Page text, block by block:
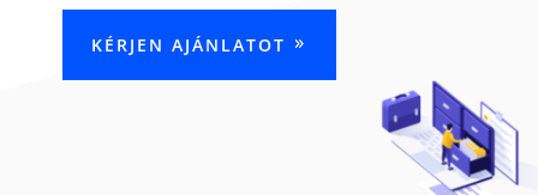
KÉRJEN AJÁNLATOT